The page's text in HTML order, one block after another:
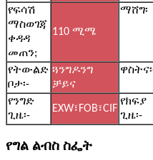
የፍሳሽ
ማስወገጃ
ቀዳዳ
መጠን;
110 ሚሜ
ማሸግ፡
የትውልድ
ቦታ፡-
ጓንግዶንግ
ቻይና
የንግድ
ጊዜ፡-
EXW፣FOB፣CIF
የክፍያ
ጊዜ፡-
የግል ልብስ ስፌት